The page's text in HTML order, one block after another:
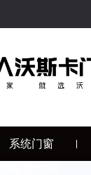
系统门窗